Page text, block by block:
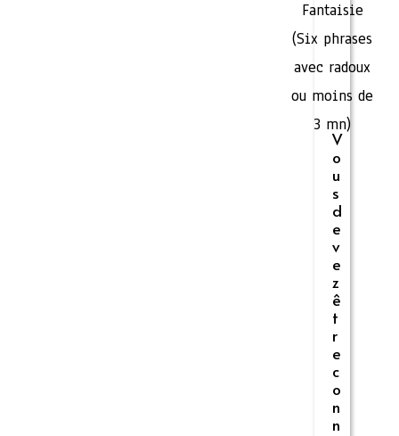
Fantaisie
(Six phrases
avec radoux
ou moins de
3 mn)
V
o
u
s
d
e
v
e
z
ê
t
r
e
c
o
n
n